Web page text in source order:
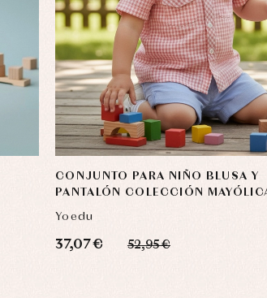
CONJUNTO PARA NIÑO BLUSA Y
PANTALÓN COLECCIÓN
Yoedu
37,07 € 52,95 €